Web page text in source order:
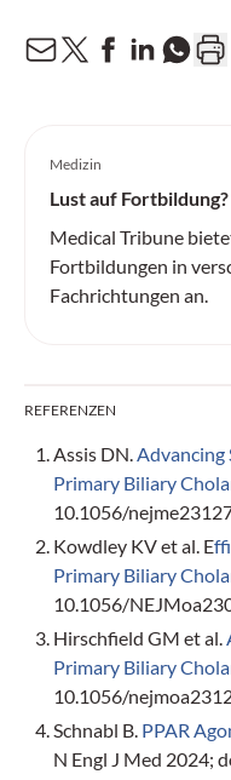
Medizin
Lust auf Fortbildung?
Medical Tribune
Fortbildungen in
Fachrichtungen an.
REFERENZEN
Assis DN. Advancing
Primary Biliary
10.1056/
Kowdley KV et al. E
Primary Biliary
10.1056/
Hirschfield GM et al.
Primary Biliary
10.1056/
Schnabl B. PPAR
N Engl J Med 2024;